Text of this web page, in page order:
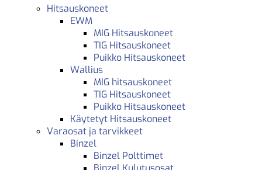
Hitsauskoneet
EWM
MIG Hitsauskoneet
TIG Hitsauskoneet
Puikko Hitsauskoneet
Wallius
MIG hitsauskoneet
TIG Hitsauskoneet
Puikko Hitsauskoneet
Käytetyt Hitsauskoneet
Varaosat ja tarvikkeet
Binzel
Binzel Polttimet